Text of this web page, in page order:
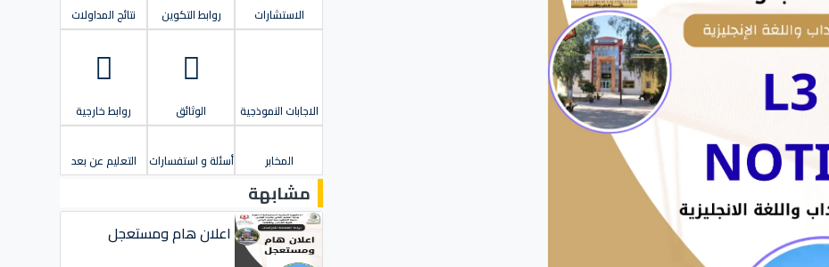
الاستشارات روابط التكوين نتائج المداولات
الاجابات النموذجية الوثائق روابط خارجية
المخابر أسئلة و استفسارات التعليم عن بعد
مشابهة
اعلان هام ومستعجل